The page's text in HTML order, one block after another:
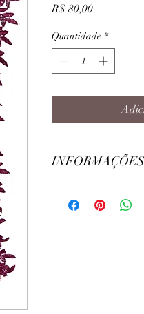
R$ 80,00Preço
Quantidade *
Comprimento: 45cm